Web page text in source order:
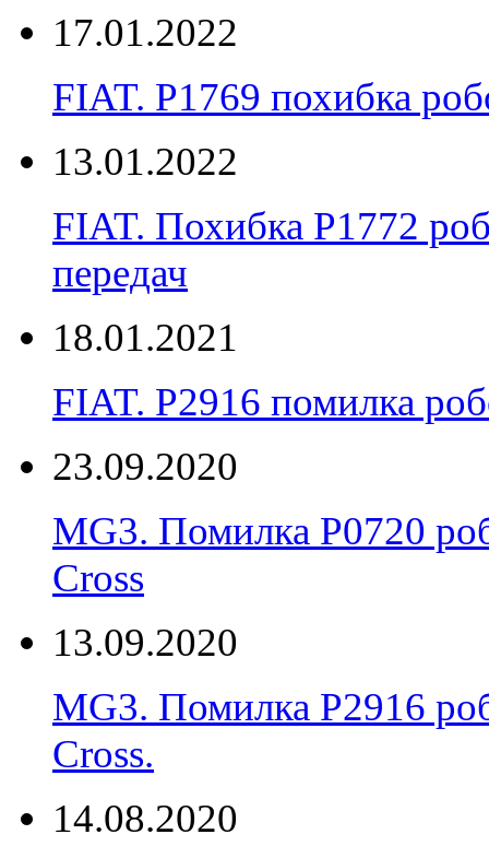
17.01.2022
FIAT. P1769 похибка
13.01.2022
FIAT. Похибка P1772
передач
18.01.2021
FIAT. P2916 помилка
23.09.2020
MG3. Помилка P0720
Cross
13.09.2020
MG3. Помилка P2916
Cross.
14.08.2020